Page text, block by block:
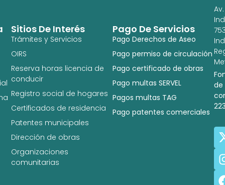
Pago De Servicios
Pago Derechos de Aseo
Pago permiso de circulación
Pago certificado de obras
Pago multas SERVEL
Pagos multas TAG
Pago patentes comerciales
Sitios De Interés
Trámites y Servicios
OIRS
Reserva horas licencia de
conducir
Registro social de hogares
Certificados de residencia
Patentes municipales
Dirección de obras
Organizaciones
comunitarias
Av.
de